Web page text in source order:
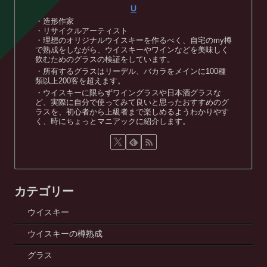
U
・造形作家
・リサイクルアーティスト
・理想のオリジナルウイスキーを作るべく、自宅のmy樽
で熟成をしながら、ウイスキーやワインなどを美味しく
飲むためのグラスの検証をしています。
・所有するグラスはリーデル、バカラをメインに100種
類以上200客を超えます。
・ウイスキーに限らずワイングラスや日本酒グラスな
ど、実際に自分で使ってみて良いと思ったおすすめのグ
ラスを、初心者から上級者まで楽しめるようわかりやす
く、時にちょっとマニアックに紹介します。
カテゴリー
ウイスキー
ウイスキーの樽熟成
グラス